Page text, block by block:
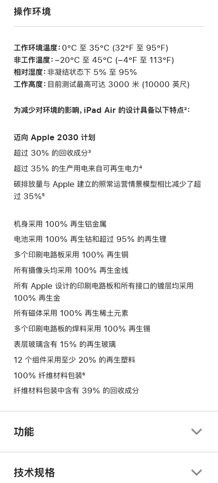
操作环境
工作环境温度： 0°C 至 35°C (32°F 至 95°F)
非工作温度： −20°C 至 45°C (−4°F 至 113°F)
相对湿度： 非凝结状态下 5% 至 95%
工作高度： 目前测试最高可达 3000 米 (10000 英尺)
为减少对环境的影响，iPad Air 的设计具备以下特点²：
迈向 Apple 2030 计划
超过 30% 的回收成分³
超过 35% 的生产用电来自可再生电力⁴
碳排放量与 Apple 建立的照常运营情景模型相比减少了超
过 35%⁵
机身采用 100% 再生铝金属
电池采用 100% 再生钴和超过 95% 的再生锂
多个印刷电路板采用 100% 再生铜
所有摄像头均采用 100% 再生金线
所有 Apple 设计的印刷电路板和所有接口的镀层均采用
100% 再生金
所有磁体采用 100% 再生稀土元素
多个印刷电路板的焊料采用 100% 再生锡
表层玻璃含有 15% 的再生玻璃
12 个组件采用至少 20% 的再生塑料
100% 纤维材料包装⁶
纤维材料包装中含有 39% 的回收成分
功能
技术规格